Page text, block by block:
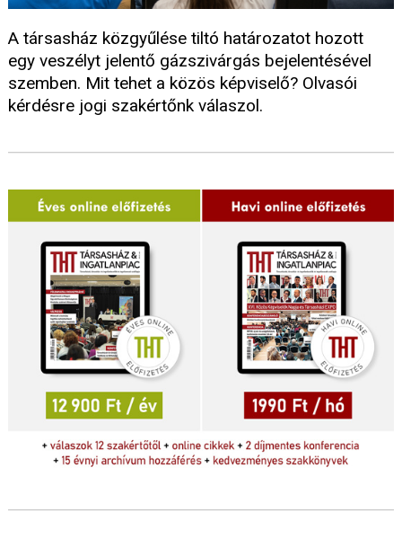
A társasház közgyűlése tiltó határozatot hozott
egy veszélyt jelentő gázszivárgás bejelentésével
szemben. Mit tehet a közös képviselő? Olvasói
kérdésre jogi szakértőnk válaszol.